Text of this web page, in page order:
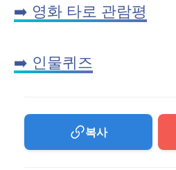
➡️ 영화 타로 관람평
➡️ 인물퀴즈
복사